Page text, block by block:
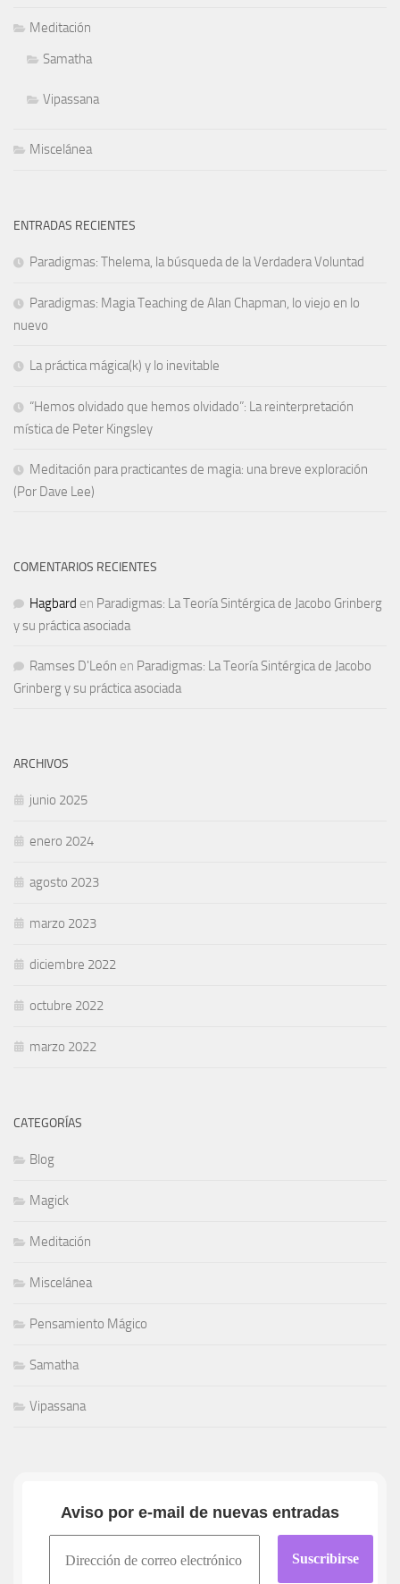
Meditación
Samatha
Vipassana
Miscelánea
ENTRADAS RECIENTES
Paradigmas: Thelema, la búsqueda de la Verdadera Voluntad
Paradigmas: Magia Teaching de Alan Chapman, lo viejo en lo
nuevo
La práctica mágica(k) y lo inevitable
“Hemos olvidado que hemos olvidado”: La reinterpretación
mística de Peter Kingsley
Meditación para practicantes de magia: una breve exploración
(Por Dave Lee)
COMENTARIOS RECIENTES
Hagbard en Paradigmas: La Teoría Sintérgica de Jacobo Grinberg
y su práctica asociada
Ramses D'León en Paradigmas: La Teoría Sintérgica de Jacobo
Grinberg y su práctica asociada
ARCHIVOS
junio 2025
enero 2024
agosto 2023
marzo 2023
diciembre 2022
octubre 2022
marzo 2022
CATEGORÍAS
Blog
Magick
Meditación
Miscelánea
Pensamiento Mágico
Samatha
Vipassana
Aviso por e-mail de nuevas entradas